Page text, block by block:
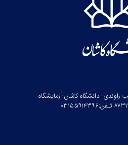
۶ بلوار قطب راوندی- دانشگاه کاشان-آزمایشگاه